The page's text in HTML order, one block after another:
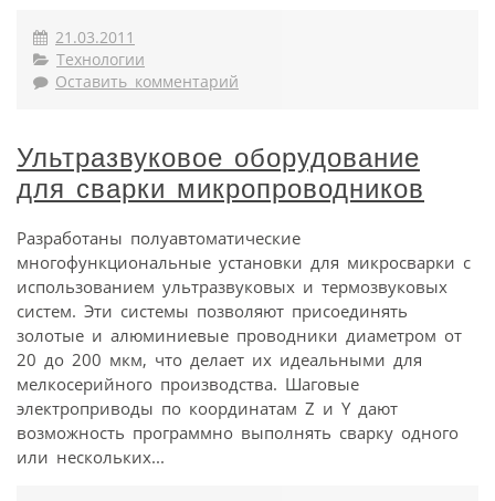
21.03.2011
Технологии
Оставить комментарий
Ультразвуковое оборудование
для сварки микропроводников
Разработаны полуавтоматические
многофункциональные установки для микросварки с
использованием ультразвуковых и термозвуковых
систем. Эти системы позволяют присоединять
золотые и алюминиевые проводники диаметром от
20 до 200 мкм, что делает их идеальными для
мелкосерийного производства. Шаговые
электроприводы по координатам Z и Y дают
возможность программно выполнять сварку одного
или нескольких...